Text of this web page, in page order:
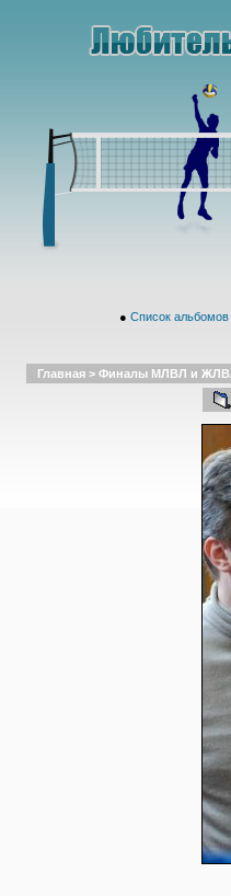
● Список альбомов
Главная > Финалы МЛВЛ и